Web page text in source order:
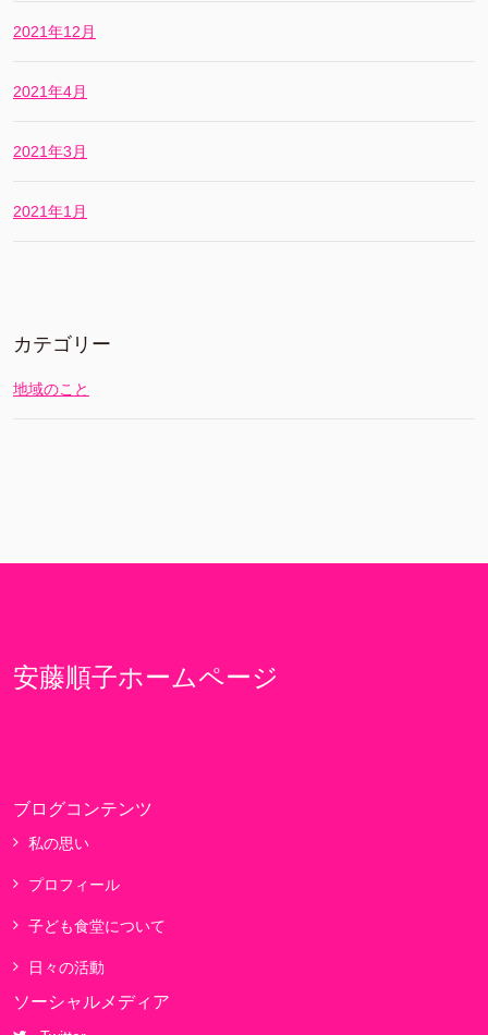
2021年12月
2021年4月
2021年3月
2021年1月
カテゴリー
地域のこと
安藤順子ホームページ
ブログコンテンツ
私の思い
プロフィール
子ども食堂について
日々の活動
ソーシャルメディア